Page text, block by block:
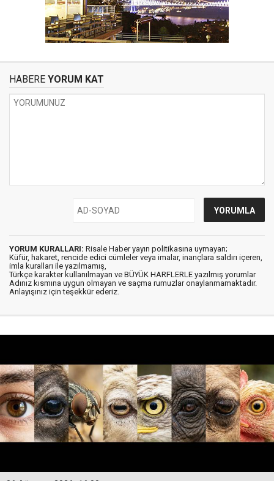
HABERE YORUM KAT
YORUM KURALLARI: Risale Haber yayın politikasına uymayan;
Küfür, hakaret, rencide edici cümleler veya imalar, inançlara saldırı içeren,
imla kuralları ile yazılmamış,
Türkçe karakter kullanılmayan ve BÜYÜK HARFLERLE yazılmış yorumlar
Adınız kısmına uygun olmayan ve saçma rumuzlar onaylanmamaktadır.
Anlayışınız için teşekkür ederiz.